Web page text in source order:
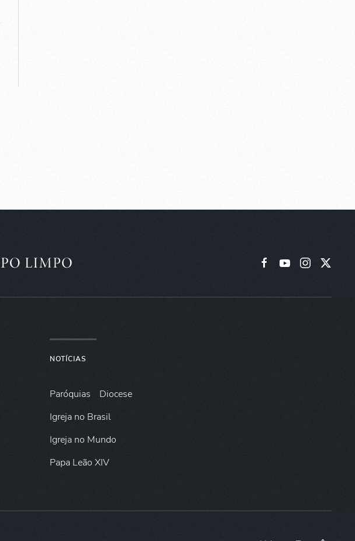
NOTÍCIAS
Paróquias
Diocese
Igreja no Brasil
Igreja no Mundo
Papa Leão XIV